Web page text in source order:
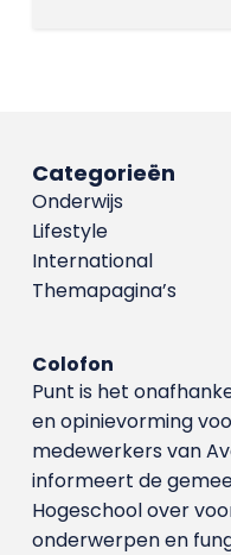
Categorieën
Onderwijs
Lifestyle
International
Themapagina’s
Colofon
Punt is het
en opinievorming
medewerkers van
informeert de
Hogeschool over
onderwerpen en